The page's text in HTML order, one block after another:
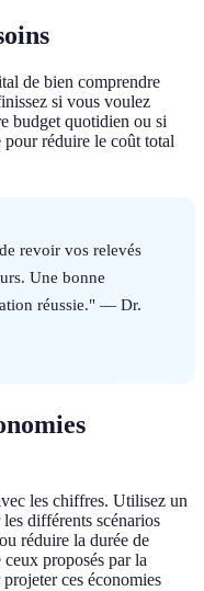
de bien comprendre
si vous voulez
budget quotidien ou si
réduire le coût total
revoir vos relevés
Une bonne
réussie." — Dr.
les chiffres. Utilisez un
différents scénarios
réduire la durée de
proposés par la
ces économies